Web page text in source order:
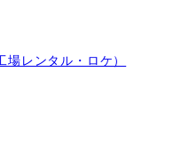
レンタル・ロケ）